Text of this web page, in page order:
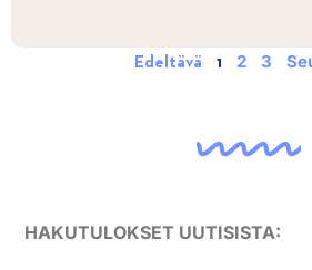
Edeltävä 1 2 3
HAKUTULOKSET UUTISISTA: